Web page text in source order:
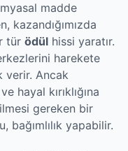
madde
kazandığımızda
tür ödül hissi yaratır.
harekete
verir. Ancak
hayal kırıklığına
gereken bir
bağımlılık yapabilir.